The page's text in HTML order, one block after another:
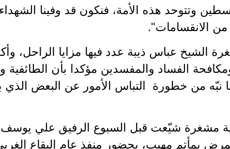
وتتوحد هذه الأمة، فنكون قد وفينا الشهداء
الانقسامات".
الشيخ عباس ذيبة عدد فيها مزايا الراحل،
الفساد والمفسدين مؤكدا بأن الطائفية
نبّه من خطورة التباس الأمور عن البعض
مشغرة شيّعت قبل السبوع الرفيق علي
بمأتم مهيب، بحضور منفذ عام البقاع